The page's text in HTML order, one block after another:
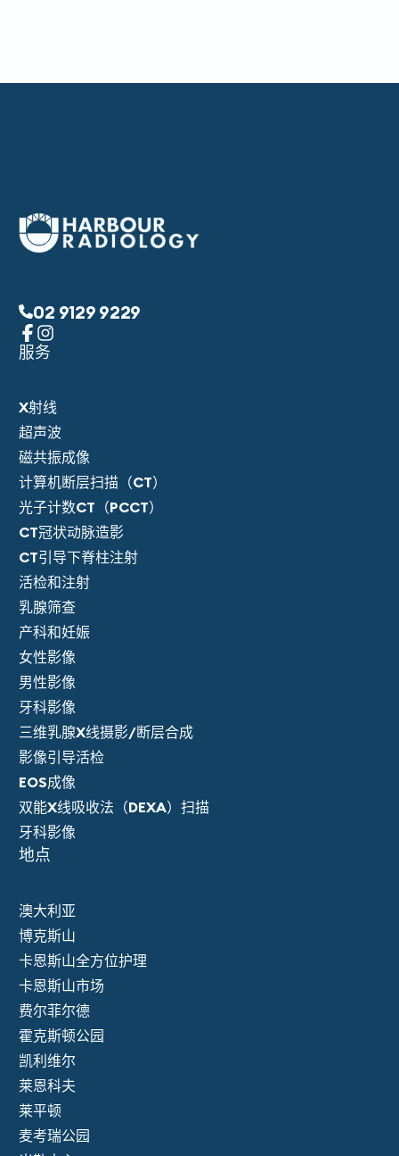
02 9129 9229
服务
X射线
超声波
磁共振成像
计算机断层扫描（CT）
光子计数CT（PCCT）
CT冠状动脉造影
CT引导下脊柱注射
活检和注射
乳腺筛查
产科和妊娠
女性影像
男性影像
牙科影像
三维乳腺X线摄影/断层合成
影像引导活检
EOS成像
双能X线吸收法（DEXA）扫描
牙科影像
地点
澳大利亚
博克斯山
卡恩斯山全方位护理
卡恩斯山市场
费尔菲尔德
霍克斯顿公园
凯利维尔
莱恩科夫
莱平顿
麦考瑞公园